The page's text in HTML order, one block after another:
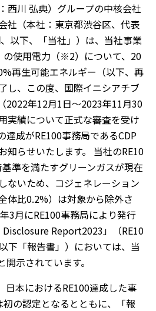
西川 弘典）グループの中核会社
社（本社：東京都渋谷区、代表
以下、「当社」）は、当社事業
使用電力（※2）について、20
再生可能エネルギー（以下、再
し、この度、国際イニシアチブ
2022年12月1日～2023年11月30
実績について正式な審査を受け
達成がRE100事務局であるCDP
知らせいたします。 当社のRE10
準を満たすグリーンガスが現在
ないため、コジェネレーション
体比0.2%）は対象から除外さ
3月にRE100事務局により発行
Disclosure Report2023」（RE10
下「報告書」）においては、当
示されています。
日本におけるRE100達成した事
の認定となるとともに、「報